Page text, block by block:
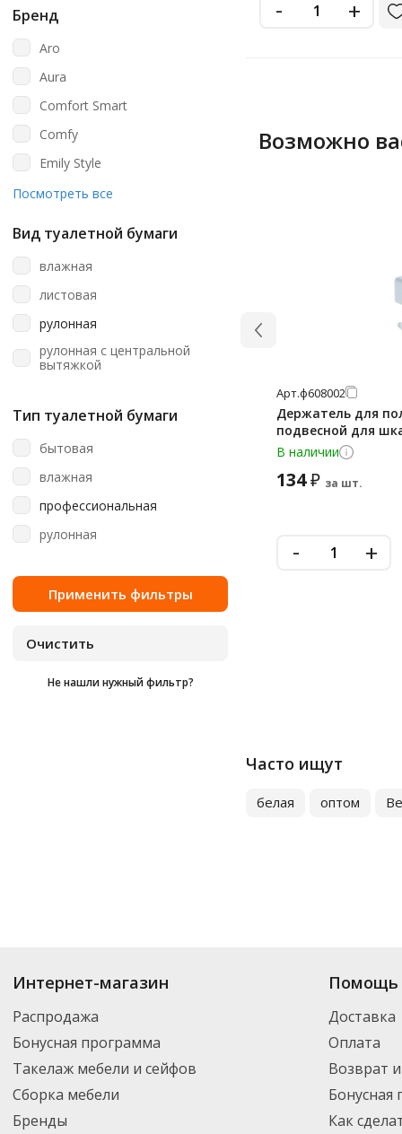
Бренд
Aro
Aura
Comfort Smart
Comfy
Emily Style
Familia
Kimberly-Clark
Kleenex
Laima
Lasla
Lime
Luscan
Merida
Mon Rulon
Officeclean
Papia
Yokosun
Zewa
Выбор
Посмотреть все
Вид туалетной бумаги
влажная
листовая
рулонная
рулонная с центральной
вытяжкой
Тип туалетной бумаги
бытовая
влажная
профессиональная
рулонная
Не нашли нужный фильтр?
- +
Возможно
Арт.ф608002
Держатель для
подвесной для
В наличии
134₽ за шт.
- +
Часто ищут
белая оптом
Купить
. В
можете выбрать нужный товар и добавить его в корзину для
партнерской транспортной компанией DPD. Для постоянных
Интернет-магазин
Распродажа
Бонусная программа
Такелаж мебели и сейфов
Сборка мебели
Бренды
Помощь
Доставка
Оплата
Возврат
Бонусная
Как